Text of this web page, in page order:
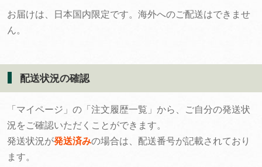
お届けは、日本国内限定です。海外へのご配送はできませ
ん。
配送状況の確認
「マイページ」の「注文履歴一覧」から、ご自分の発送状
況をご確認いただくことができます。
発送状況が発送済みの場合は、配送番号が記載されており
ます。